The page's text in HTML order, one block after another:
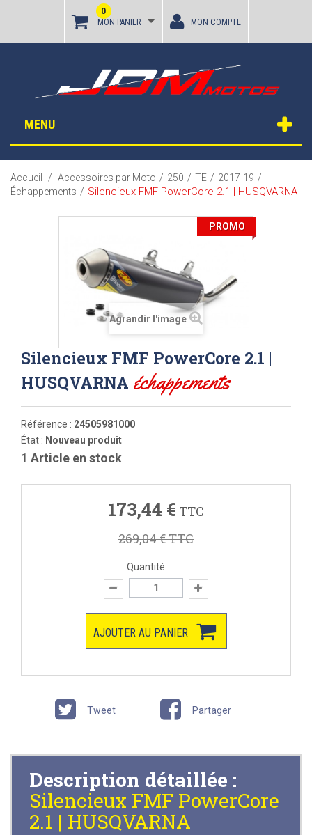
MON PANIER
0
MON COMPTE
MENU
Accueil / Accessoires par Moto / 250 / TE / 2017-19 /
Échappements / Silencieux FMF PowerCore 2.1 | HUSQVARNA
PROMO
Agrandir l'image
Silencieux FMF PowerCore 2.1 |
HUSQVARNA échappements
Référence : 24505981000
État : Nouveau produit
1 Article en stock
173,44 € TTC
269,04 €TTC
Quantité
AJOUTER AU PANIER
Tweet Partager
Description détaillée :
Silencieux FMF PowerCore
2.1 | HUSQVARNA